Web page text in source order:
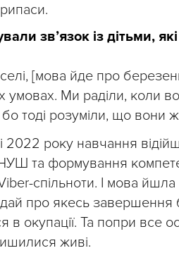
зв’язок із дітьми,
[мова йде про
Ми раділи, коли
тоді розуміли, що вони
2022 року навчання
НУШ та формування
спільноти. І мова
про якесь завершення
в окупації. Та попри все
живі.